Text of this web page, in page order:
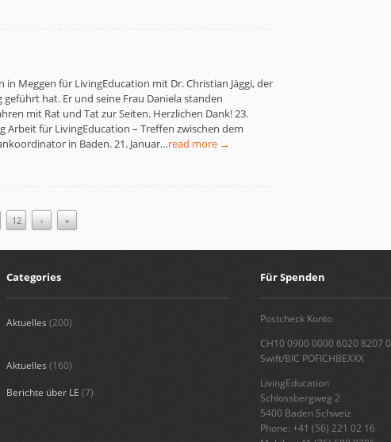
in Meggen für LivingEducation mit Dr. Christian Jäggi, der
geführt hat. Er und seine Frau Daniela standen
mit Rat und Tat zur Seiten. Herzlichen Dank! 23.
Arbeit für LivingEducation – Treffen zwischen dem
in Baden. 21. Januar…read more →
12 › »
Categories
Aktuelles (200)
Aktuelles (160)
Berichte über LE (7)
Für Spenden
Postcheck Konto
CH10 0900 0000 6020 8207 0
Swift/BIC POFICHBEXXX
LivingEducation
Schlossbergweg 2
5400 Baden Schweiz
Phone: +41 (56) 221 02 16